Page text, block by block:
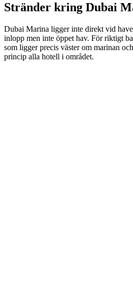
Stränder kring Dubai
Dubai Marina ligger inte direkt vid
inlopp men inte öppet hav. För riktigt
som ligger precis väster om marinan
princip alla hotell i området.